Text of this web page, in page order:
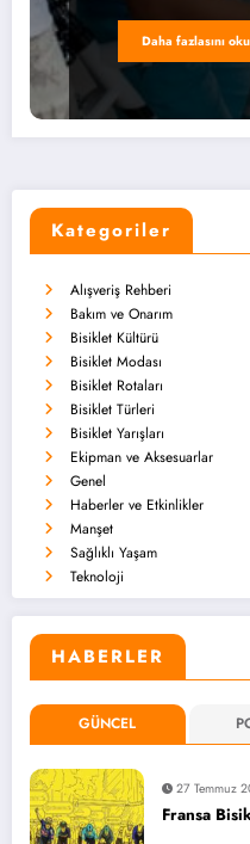
Daha fazlasını oku
Kategoriler
Alışveriş Rehberi
Bakım ve Onarım
Bisiklet Kültürü
Bisiklet Modası
Bisiklet Rotaları
Bisiklet Türleri
Bisiklet Yarışları
Ekipman ve Aksesuarlar
Genel
Haberler ve Etkinlikler
Manşet
Sağlıklı Yaşam
Teknoloji
HABERLER
GÜNCEL
27 Temmuz
Fransa